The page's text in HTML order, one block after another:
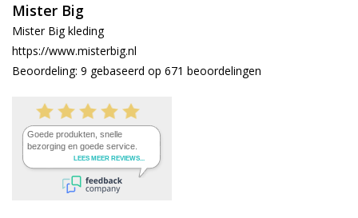
Mister Big
Mister Big kleding
https://www.misterbig.nl
Beoordeling: 9 gebaseerd op 671 beoordelingen